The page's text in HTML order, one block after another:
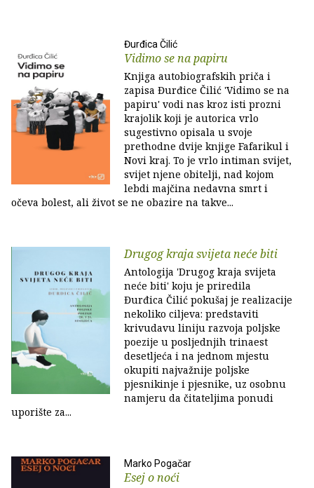
Đurđica Čilić
Vidimo se na papiru
Knjiga autobiografskih priča i
zapisa Đurđice Čilić 'Vidimo se na
papiru' vodi nas kroz isti prozni
krajolik koji je autorica vrlo
sugestivno opisala u svoje
prethodne dvije knjige Fafarikul i
Novi kraj. To je vrlo intiman svijet,
svijet njene obitelji, nad kojom
lebdi majčina nedavna smrt i
očeva bolest, ali život se ne obazire na takve...
Drugog kraja svijeta neće biti
Antologija 'Drugog kraja svijeta
neće biti' koju je priredila
Đurđica Čilić pokušaj je realizacije
nekoliko ciljeva: predstaviti
krivudavu liniju razvoja poljske
poezije u posljednjih trinaest
desetljeća i na jednom mjestu
okupiti najvažnije poljske
pjesnikinje i pjesnike, uz osobnu
namjeru da čitateljima ponudi
uporište za...
Marko Pogačar
Esej o noći